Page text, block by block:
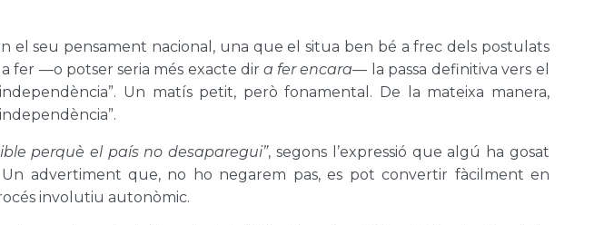
el seu pensament nacional, una que el situa ben bé a frec dels postulats
fer —o potser seria més exacte dir a fer encara— la passa definitiva vers el
Un matís petit, però fonamental. De la mateixa manera,
independència”.
perquè el país no desaparegui”, segons l’expressió que algú ha gosat
advertiment que, no ho negarem pas, es pot convertir fàcilment en
involutiu autonòmic.